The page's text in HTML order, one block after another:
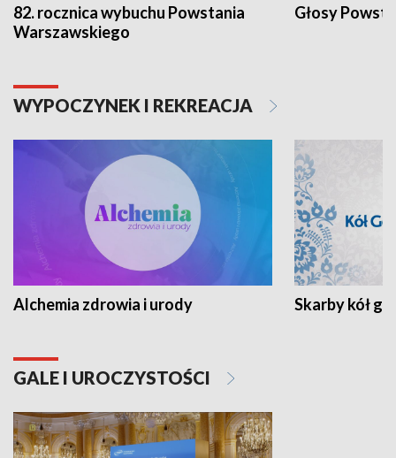
82. rocznica wybuchu Powstania
Warszawskiego
Głosy
WYPOCZYNEK I REKREACJA
Alchemia zdrowia i urody Skarby kół
GALE I UROCZYSTOŚCI